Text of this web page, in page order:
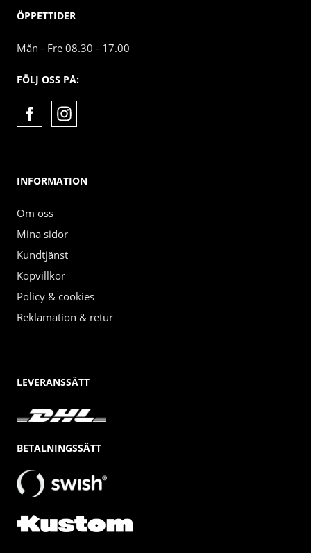
ÖPPETTIDER
Mån - Fre 08.30 - 17.00
FÖLJ OSS PÅ:
INFORMATION
Om oss
Mina sidor
Kundtjänst
Köpvillkor
Policy & cookies
Reklamation & retur
LEVERANSSÄTT
BETALNINGSSÄTT